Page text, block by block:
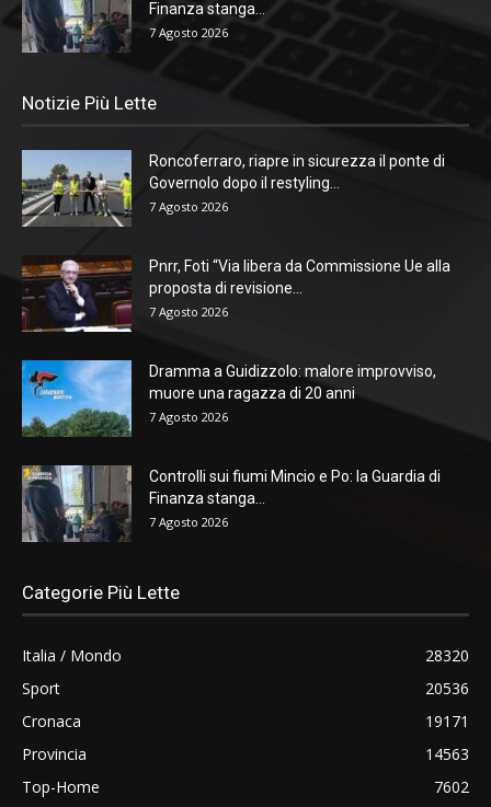
Finanza stanga...
7 Agosto 2026
Notizie Più Lette
Roncoferraro, riapre in sicurezza il ponte di
Governolo dopo il restyling...
7 Agosto 2026
Pnrr, Foti “Via libera da Commissione Ue alla
proposta di revisione...
7 Agosto 2026
Dramma a Guidizzolo: malore improvviso,
muore una ragazza di 20 anni
7 Agosto 2026
Controlli sui fiumi Mincio e Po: la Guardia di
Finanza stanga...
7 Agosto 2026
Categorie Più Lette
Italia / Mondo
28320
Sport
20536
Cronaca
19171
Provincia
14563
Top-Home
7602